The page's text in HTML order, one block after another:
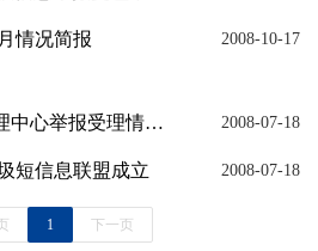
情况简报 2008-10-17
王秀军:12321举报受理中心举报受理情况汇报及垃圾短信息治理思路 2008-07-18
短信息联盟成立 2008-07-18
1 下一页